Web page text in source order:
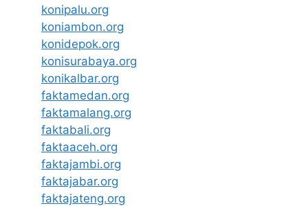
konipalu.org
koniambon.org
konidepok.org
konisurabaya.org
konikalbar.org
faktamedan.org
faktamalang.org
faktabali.org
faktaaceh.org
faktajambi.org
faktajabar.org
faktajateng.org